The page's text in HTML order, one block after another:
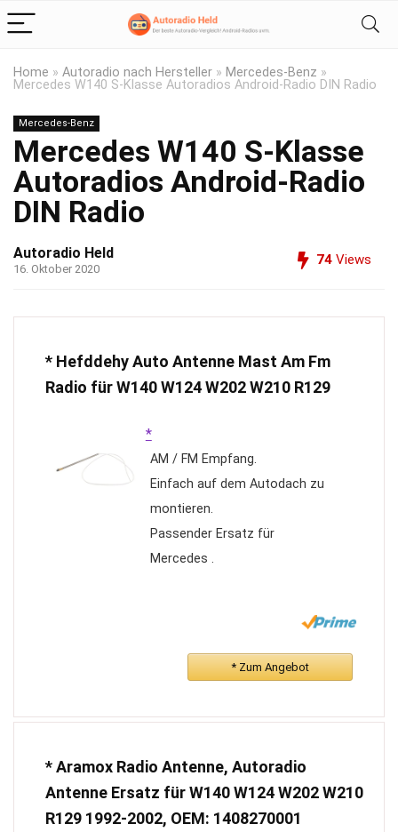
Home » Autoradio nach Hersteller » Mercedes-Benz »
Mercedes W140 S-Klasse Autoradios Android-Radio DIN Radio
Mercedes-Benz
Mercedes W140 S-Klasse
Autoradios Android-Radio
DIN Radio
Autoradio Held
16. Oktober 2020
74 Views
* Hefddehy Auto Antenne Mast Am Fm
Radio für W140 W124 W202 W210 R129
*
AM / FM Empfang.
Einfach auf dem Autodach zu
montieren.
Passender Ersatz für
Mercedes .
* Zum Angebot
* Aramox Radio Antenne, Autoradio
Antenne Ersatz für W140 W124 W202 W210
R129 1992-2002, OEM: 1408270001